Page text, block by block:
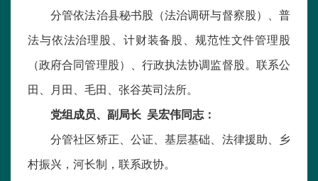
分管依法治县秘书股（法治调研与督察股）、普
法与依法治理股、计财装备股、规范性文件管理股
（政府合同管理股）、行政执法协调监督股。联系公
田、月田、毛田、张谷英司法所。
党组成员、副局长 吴宏伟同志：
分管社区矫正、公证、基层基础、法律援助、乡
村振兴，河长制，联系政协。